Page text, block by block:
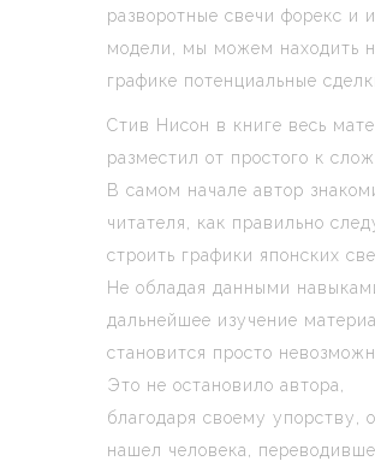
разворотные свечи форекс и
модели, мы можем находить
графике потенциальные
Стив Нисон в книге весь
разместил от простого к
В самом начале автор
читателя, как правильно
строить графики японских
Не обладая данными
дальнейшее изучение
становится просто
Это не остановило автора,
благодаря своему упорству,
нашел человека,